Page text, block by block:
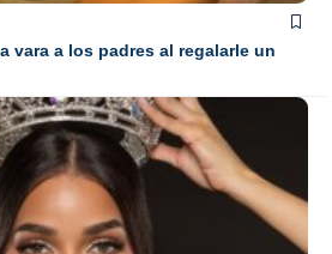
vara a los padres al regalarle un